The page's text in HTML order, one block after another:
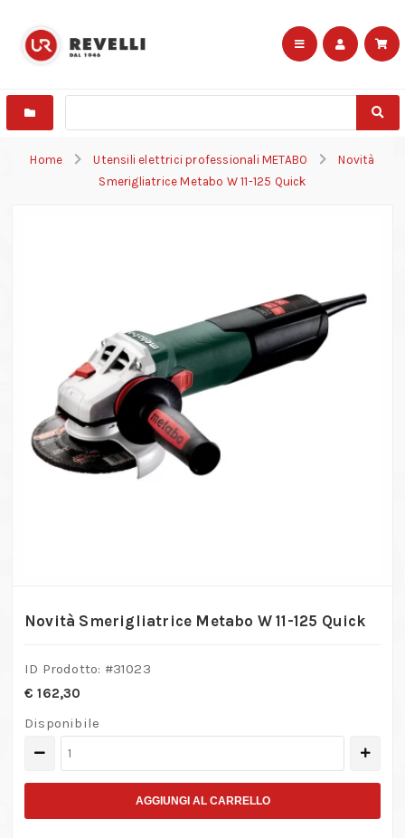
Home Utensili elettrici professionali METABO
Novità
Smerigliatrice Metabo W 11-125 Quick
Novità Smerigliatrice Metabo W 11-125 Quick
ID Prodotto: #31023
€ 162,30
Disponibile
Smerigliatrice
W
AGGIUNGI AL CARRELLO